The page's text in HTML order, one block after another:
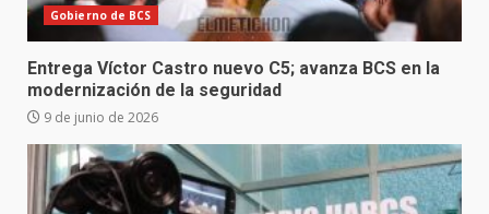
Gobierno de BCS
Entrega Víctor Castro nuevo C5; avanza BCS en la
modernización de la seguridad
9 de junio de 2026